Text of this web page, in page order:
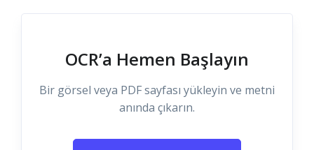
OCR’a Hemen Başlayın
Bir görsel veya PDF sayfası yükleyin ve metni
anında çıkarın.